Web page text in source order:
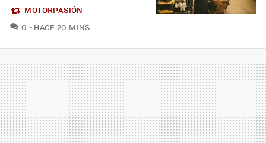
MOTORPASIÓN
0 COMENTARIOS
HACE 20 MINS